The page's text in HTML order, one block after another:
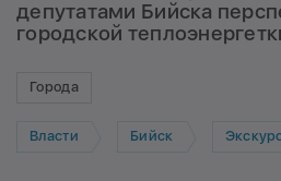
депутатами Бийска
городской
Города
Власти Бийск